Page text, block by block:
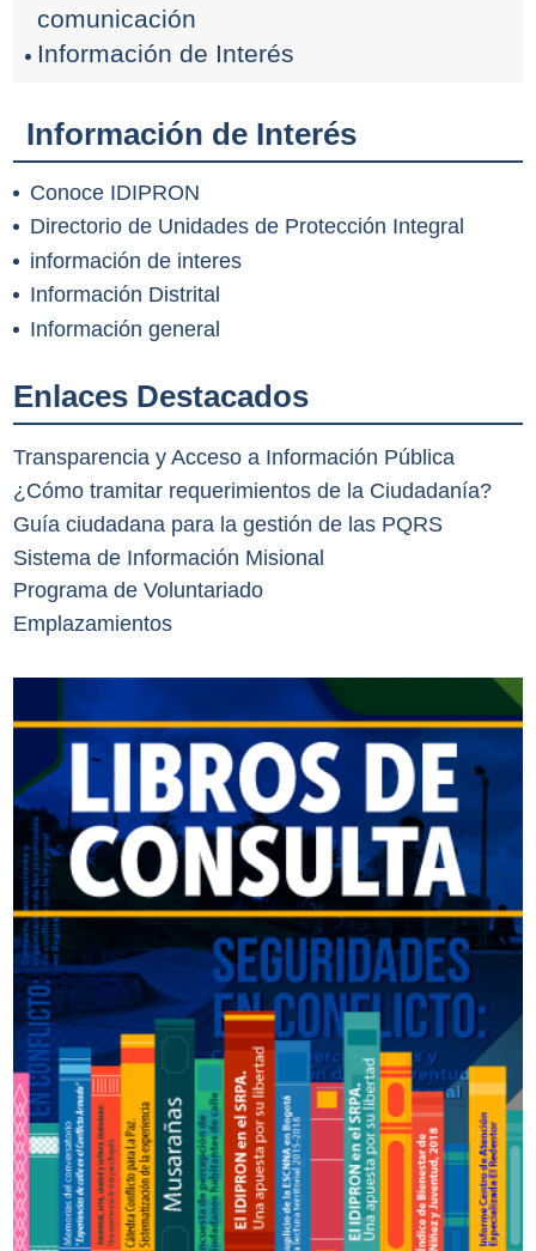
comunicación
Información de Interés
Información de Interés
Conoce IDIPRON
Directorio de Unidades de Protección Integral
información de interes
Información Distrital
Información general
Enlaces Destacados
Transparencia y Acceso a Información Pública
¿Cómo tramitar requerimientos de la Ciudadanía?
Guía ciudadana para la gestión de las PQRS
Sistema de Información Misional
Programa de Voluntariado
Emplazamientos